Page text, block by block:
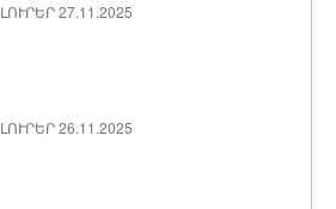
ԼՈՒՐԵՐ 27.11.2025
ԼՈՒՐԵՐ 26.11.2025